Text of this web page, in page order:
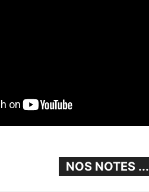
NOS NOTES ...